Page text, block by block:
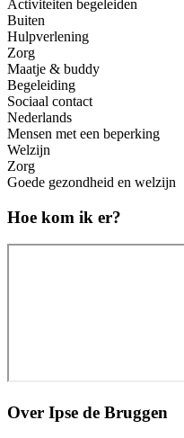
Activiteiten begeleiden
Buiten
Hulpverlening
Zorg
Maatje & buddy
Begeleiding
Sociaal contact
Nederlands
Mensen met een beperking
Welzijn
Zorg
Goede gezondheid en welzijn
Hoe kom ik er?
Over Ipse de Bruggen